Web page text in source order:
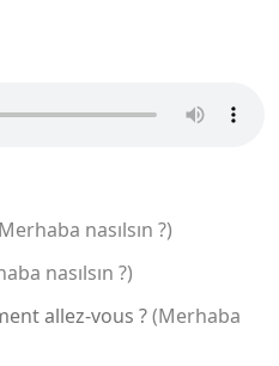
nasılsın ?)
nasılsın ?)
allez-vous ?(Merhaba